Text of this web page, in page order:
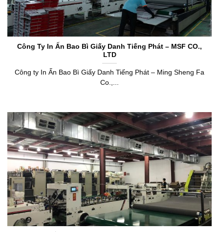
Công Ty In Ấn Bao Bì Giấy Danh Tiếng Phát – MSF CO.,
LTD
Công ty In Ấn Bao Bì Giấy Danh Tiếng Phát – Ming Sheng Fa
Co.,...